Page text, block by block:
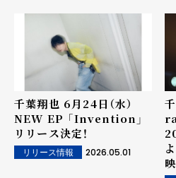
千葉翔也 6月24日（水）
NEW EP 「Invention」
リリース決定！
リリース情報 2026.05.01
千
より 「